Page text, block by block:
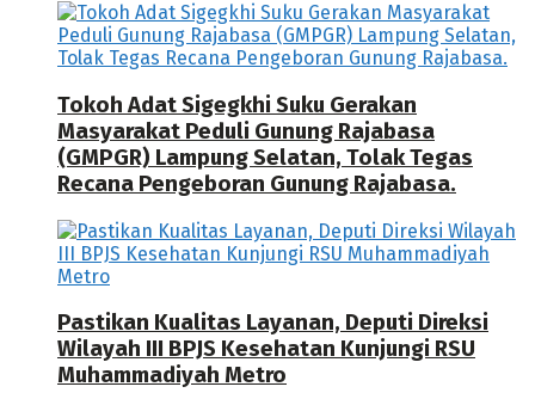
Tokoh Adat Sigegkhi Suku Gerakan
Masyarakat Peduli Gunung Rajabasa
(GMPGR) Lampung Selatan, Tolak Tegas
Recana Pengeboran Gunung Rajabasa.
Pastikan Kualitas Layanan, Deputi Direksi
Wilayah III BPJS Kesehatan Kunjungi RSU
Muhammadiyah Metro